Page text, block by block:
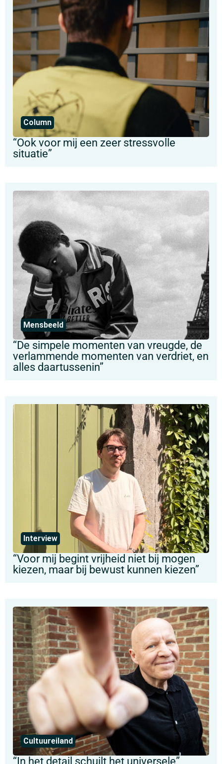
Column
“Ook voor mij een zeer stressvolle
situatie”
Mensbeeld
“De simpele momenten van vreugde, de
verlammende momenten van verdriet, en
alles daartussenin”
Interview
“Voor mij begint vrijheid niet bij mogen
kiezen, maar bij bewust kunnen kiezen”
Cultuureiland
“In het detail schuilt het universele”